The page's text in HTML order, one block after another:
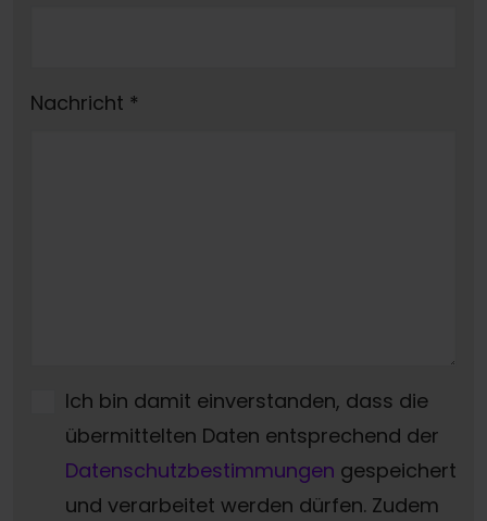
Nachricht *
Ich bin damit einverstanden, dass die
übermittelten Daten entsprechend der
Datenschutzbestimmungen gespeichert
und verarbeitet werden dürfen. Zudem